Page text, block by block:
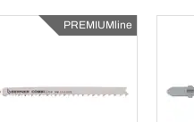
PREMIUMline